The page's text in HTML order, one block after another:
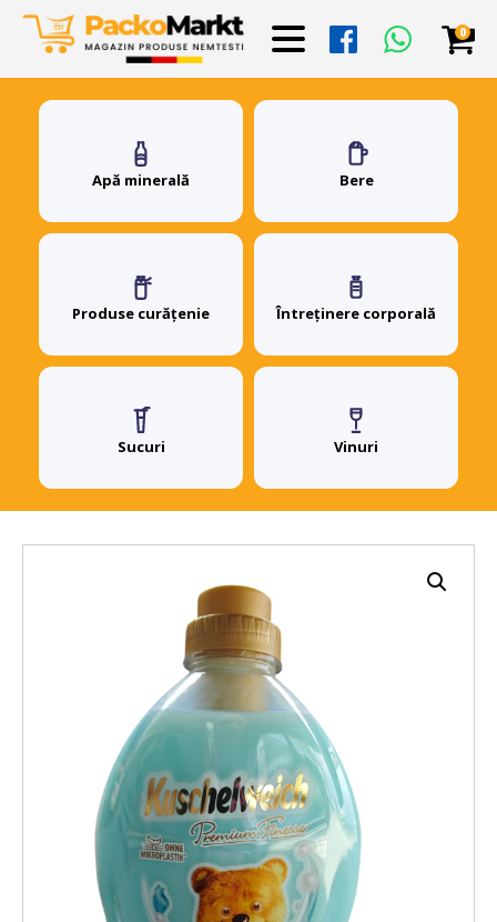
0
Apă minerală Bere
Produse curățenie Întreținere corporală
Sucuri Vinuri